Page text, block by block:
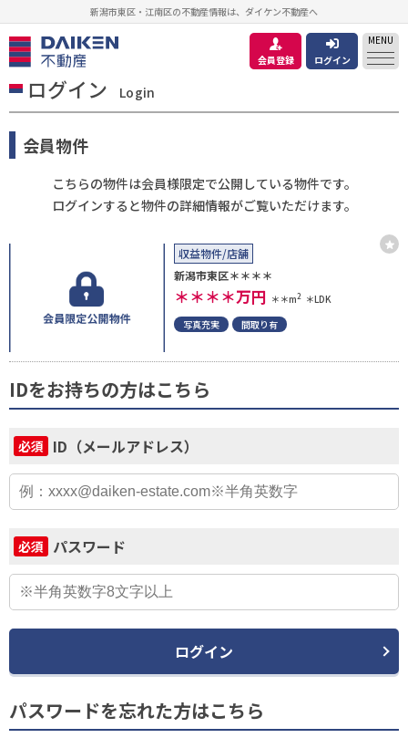
新潟市東区・江南区の不動産情報は、ダイケン不動産へ
会員登録 ログイン
MENU
ログイン Login
会員物件
こちらの物件は会員様限定で公開している物件です。
ログインすると物件の詳細情報がご覧いただけます。
収益物件/店舗
新潟市東区＊＊＊＊
＊＊＊＊万円 ＊＊m2 ＊LDK
写真充実
間取り有
IDをお持ちの方はこちら
必須 ID（メールアドレス）
必須 パスワード
ログイン
パスワードを忘れた方はこちら